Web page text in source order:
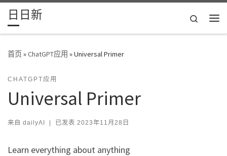
Skip to content
日日新
Search
首页»ChatGPT应用 »Universal Primer
CHATGPT应用
Universal Primer
来自 dailyAI | 已发表 2023年11月28日
Learn everything about anything